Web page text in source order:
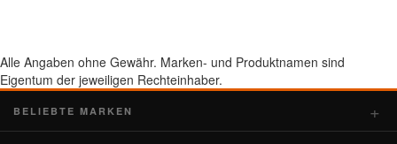
Alle Angaben ohne Gewähr. Marken- und Produktnamen sind
Eigentum der jeweiligen Rechteinhaber.
BELIEBTE MARKEN